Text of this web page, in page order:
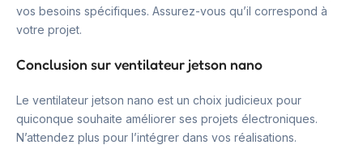
vos besoins spécifiques. Assurez-vous qu’il correspond à
votre projet.
Conclusion sur ventilateur jetson nano
Le ventilateur jetson nano est un choix judicieux pour
quiconque souhaite améliorer ses projets électroniques.
N’attendez plus pour l’intégrer dans vos réalisations.